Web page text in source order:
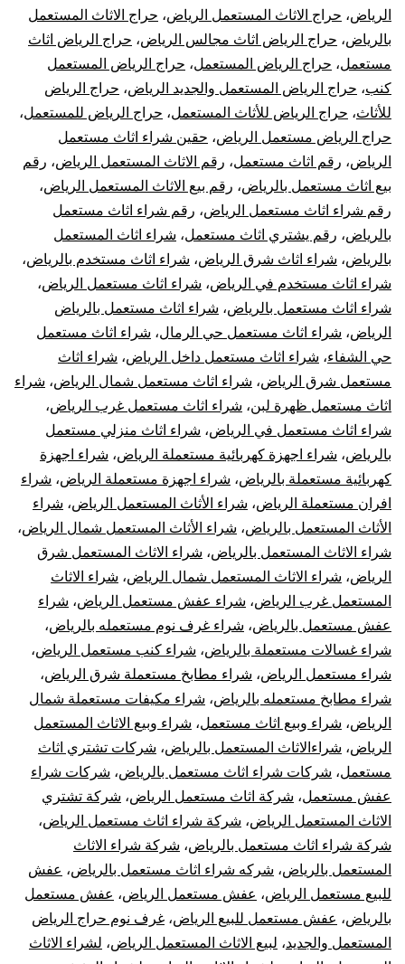
الرياض، حراج الاثاث المستعمل الرياض، حراج الاثاث المستعمل
بالرياض، حراج الرياض اثاث مجالس الرياض، حراج الرياض اثاث
مستعمل، حراج الرياض المستعمل، حراج الرياض المستعمل
كنب، حراج الرياض المستعمل والجديد الرياض، حراج الرياض
للأثاث، حراج الرياض للأثاث المستعمل، حراج الرياض للمستعمل،
حراج الرياض مستعمل الرياض، حقين شراء اثاث مستعمل
الرياض، رقم اثاث مستعمل، رقم الاثاث المستعمل الرياض، رقم
بيع اثاث مستعمل بالرياض، رقم بيع الاثاث المستعمل الرياض،
رقم شراء اثاث مستعمل الرياض، رقم شراء اثاث مستعمل
بالرياض، رقم يشتري اثاث مستعمل، شراء اثاث المستعمل
بالرياض، شراء اثاث شرق الرياض، شراء اثاث مستخدم بالرياض،
شراء اثاث مستخدم في الرياض، شراء اثاث مستعمل الرياض،
شراء اثاث مستعمل بالرياض، شراء اثاث مستعمل بالرياض
الرياض، شراء اثاث مستعمل حي الرمال، شراء اثاث مستعمل
حي الشفاء، شراء اثاث مستعمل داخل الرياض، شراء اثاث
مستعمل شرق الرياض، شراء اثاث مستعمل شمال الرياض، شراء
اثاث مستعمل ظهرة لبن، شراء اثاث مستعمل غرب الرياض،
شراء اثاث مستعمل في الرياض، شراء اثاث منزلي مستعمل
بالرياض، شراء اجهزة كهربائية مستعملة الرياض، شراء اجهزة
كهربائية مستعملة بالرياض، شراء اجهزة مستعملة الرياض، شراء
افران مستعملة الرياض، شراء الأثاث المستعمل الرياض، شراء
الأثاث المستعمل بالرياض، شراء الأثاث المستعمل شمال الرياض،
شراء الاثاث المستعمل بالرياض، شراء الاثاث المستعمل شرق
الرياض، شراء الاثاث المستعمل شمال الرياض، شراء الاثاث
المستعمل غرب الرياض، شراء عفش مستعمل الرياض، شراء
عفش مستعمل بالرياض، شراء غرف نوم مستعمله بالرياض،
شراء غسالات مستعملة بالرياض، شراء كنب مستعمل الرياض،
شراء مستعمل الرياض، شراء مطابخ مستعملة شرق الرياض،
شراء مطابخ مستعمله بالرياض، شراء مكيفات مستعملة شمال
الرياض، شراء وبيع اثاث مستعمل، شراء وبيع الاثاث المستعمل
الرياض، شراءالاثاث المستعمل بالرياض، شركات تشتري اثاث
مستعمل، شركات شراء اثاث مستعمل بالرياض، شركات شراء
عفش مستعمل، شركة اثاث مستعمل الرياض، شركة تشتري
الاثاث المستعمل الرياض، شركة شراء اثاث مستعمل الرياض،
شركة شراء اثاث مستعمل بالرياض، شركة شراء الاثاث
المستعمل بالرياض، شركه شراء اثاث مستعمل بالرياض، عفش
للبيع مستعمل الرياض، عفش مستعمل الرياض، عفش مستعمل
بالرياض، عفش مستعمل للبيع الرياض، غرف نوم حراج الرياض
المستعمل والجديد، لبيع الاثاث المستعمل الرياض، لشراء الاثاث